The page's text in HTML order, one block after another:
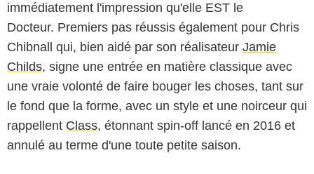
immédiatement l'impression qu'elle EST le
Docteur. Premiers pas réussis également pour Chris
Chibnall qui, bien aidé par son réalisateur Jamie
Childs, signe une entrée en matière classique avec
une vraie volonté de faire bouger les choses, tant sur
le fond que la forme, avec un style et une noirceur qui
rappellent Class, étonnant spin-off lancé en 2016 et
annulé au terme d'une toute petite saison.